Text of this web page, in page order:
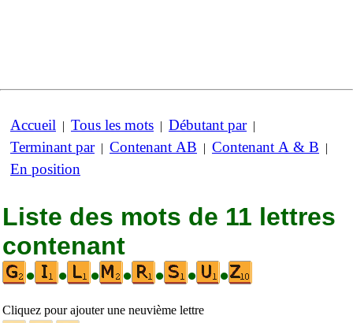
Accueil | Tous les mots | Débutant par|
Terminant par| Contenant AB | Contenant A & B |
En position
Liste des mots de 11 lettres
contenant
•
• • • • • •
Cliquez pour ajouter une neuvième lettre